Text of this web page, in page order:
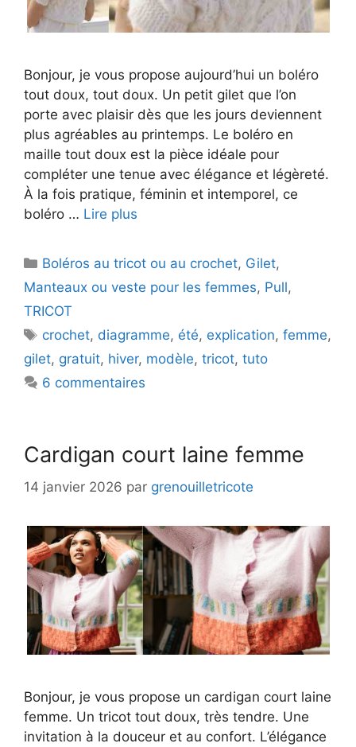
Bonjour, je vous propose aujourd’hui un boléro
tout doux, tout doux. Un petit gilet que l’on
porte avec plaisir dès que les jours deviennent
plus agréables au printemps. Le boléro en
maille tout doux est la pièce idéale pour
compléter une tenue avec élégance et légèreté.
À la fois pratique, féminin et intemporel, ce
boléro … Lire plus
Catégories
Boléros au tricot ou au crochet, Gilet,
Manteaux ou veste pour les femmes, Pull,
TRICOT
Étiquettes
crochet, diagramme, été, explication,femme,
gilet, gratuit, hiver, modèle, tricot, tuto
6 commentaires
Cardigan court laine femme
14 janvier 2026 par grenouilletricote
Bonjour, je vous propose un cardigan court laine
femme. Un tricot tout doux, très tendre. Une
invitation à la douceur et au confort. L’élégance